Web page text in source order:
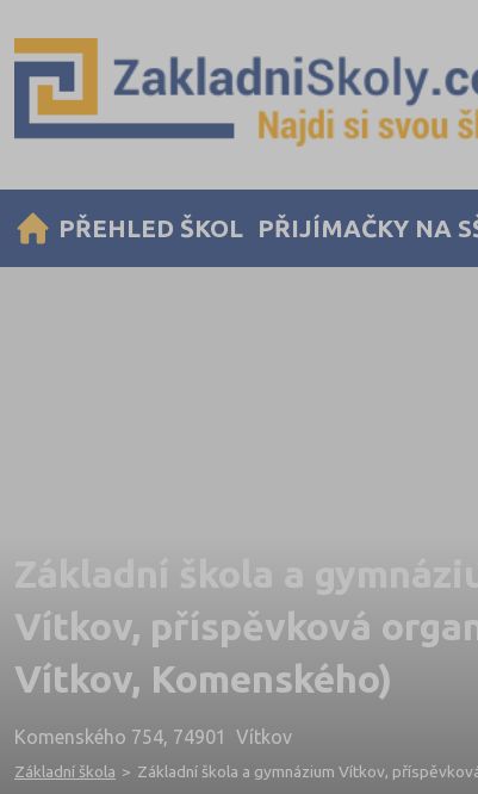
PŘEHLED ŠKOL PŘIJÍMAČKY NA
Vítkov, příspěvková
Vítkov, Komenského)
Komenského 754, 74901 Vítkov
Základní škola > Základní škola a gymnázium Vítkov,